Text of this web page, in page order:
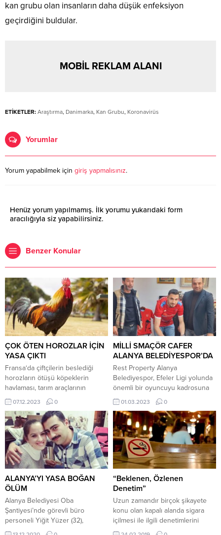
kan grubu olan insanların daha düşük enfeksiyon
geçirdiğini buldular.
MOBİL REKLAM ALANI
ETİKETLER: Araştırma, Danimarka, Kan Grubu, Koronavirüs
Yorumlar
Yorum yapabilmek için giriş yapmalısınız.
Henüz yorum yapılmamış. İlk yorumu yukarıdaki form
aracılığıyla siz yapabilirsiniz.
Benzer Konular
ÇOK ÖTEN HOROZLAR İÇİN
YASA ÇIKTI
Fransa‘da çiftçilerin beslediği
horozların ötüşü köpeklerin
havlaması, tarım araçlarının
sesinden rahatsız olanların
sürekli çiftçileri dava etmesi
sonrası “kırsal alan sesleri ve
kokuları yasası” çıkarıldı.
Euronews’te yer alan habere
göre, Fransız parlamentosu,
komşular arasındaki çatışmaları
sınırlamayı ve “yeni kırsal bölge
sakinlerinin” çiftçilere karşı “kötü
niyetli” davalar açmasını önlemeyi
amaçlayan bir yasayı...
07.12.2023 0
MİLLİ SMAÇÖR CAFER
ALANYA BELEDİYESPOR’DA
Rest Property Alanya
Belediyespor, Efeler Ligi yolunda
önemli bir oyuncuyu kadrosuna
kattı. Alanya Belediyespor, AXA
Sigorta Efeler Ligi’nde Hatay
Büyükşehir Belediyespor forması
giyen Milli smaçör Cafer Kirkit’i
renklerine bağladı. Ziraat
Bankkart alt yapısında yetişen
2001 doğumlu genç smaçör,
geçtiğimiz sezon Hatay
Büyükşehir Belediyespor forması
giydi. Cafer Kirkit, 2020-21
sezonunda Ziraat...
01.03.2023 0
ALANYA’YI YASA BOĞAN
ÖLÜM
Alanya Belediyesi Oba
Şantiyesi’nde görevli büro
personeli Yiğit Yüzer (32),
ayağındaki platin nedeniyle
“Beklenen, Özlenen
Denetim”
Uzun zamandır birçok şikayete
konu olan kapalı alanda sigara
içilmesi ile ilgili denetimlerini
yapan Alanya İlçe Emniyet